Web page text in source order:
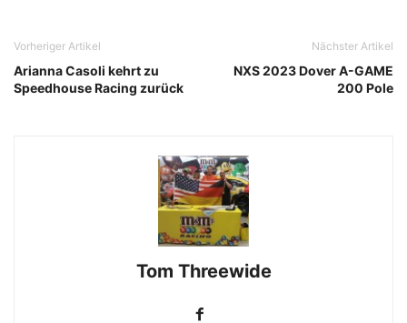
Vorheriger Artikel
Arianna Casoli kehrt zu
Speedhouse Racing zurück
Nächster Artikel
NXS 2023 Dover A-GAME
200 Pole
Tom Threewide